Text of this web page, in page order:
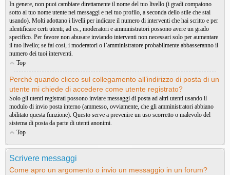
In genere, non puoi cambiare direttamente il nome del tuo livello (i gradi compaiono
sotto al tuo nome utente nei messaggi e nel tuo profilo, a seconda dello stile che stai
usando). Molti adottano i livelli per indicare il numero di interventi che hai scritto e per
identificare certi utenti; ad es., moderatori e amministratori possono avere un grado
specifico. Per favore non abusare inviando interventi non necessari solo per aumentare
il tuo livello; se fai cosí, i moderatori o l’amministratore probabilmente abbasseranno il
numero dei tuoi interventi.
Top
Perché quando clicco sul collegamento all’indirizzo di posta di un
utente mi chiede di accedere come utente registrato?
Solo gli utenti registrati possono inviare messaggi di posta ad altri utenti usando il
modulo di invio posta interno (ammesso, ovviamente, che gli amministratori abbiano
abilitato questa funzione). Questo serve a prevenire un uso scorretto o malevolo del
sistema di posta da parte di utenti anonimi.
Top
Scrivere messaggi
Come apro un argomento o invio un messaggio in un forum?